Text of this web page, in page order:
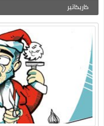
كاريكاتير